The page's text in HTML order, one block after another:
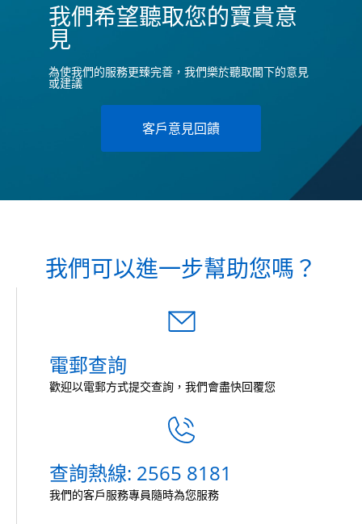
我們希望聽取您的寶貴意
見
為使我們的服務更臻完善，我們樂於聽取閣下的意見
或建議
客戶意見回饋
我們可以進一步幫助您嗎？
電郵查詢
歡迎以電郵方式提交查詢，我們會盡快回覆您
查詢熱線: 2565 8181
我們的客戶服務專員隨時為您服務